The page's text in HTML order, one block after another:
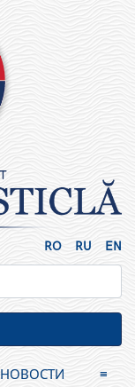
RO RU EN
НОВОСТИ ≡